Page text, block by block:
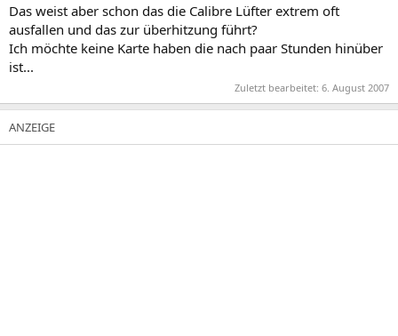
Das weist aber schon das die Calibre Lüfter extrem oft
ausfallen und das zur überhitzung führt?
Ich möchte keine Karte haben die nach paar Stunden hinüber
ist...
Zuletzt bearbeitet: 6. August 2007